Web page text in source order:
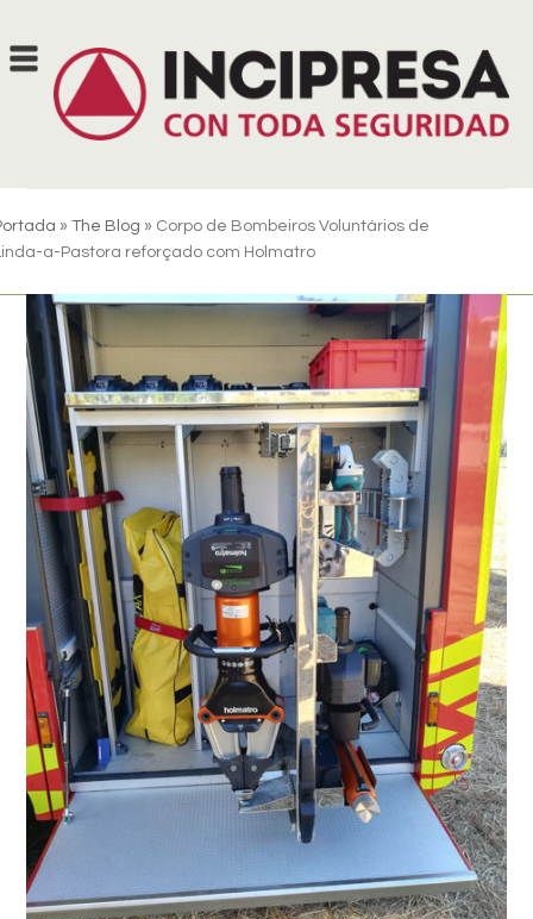
to
content
»The Blog » Corpo de Bombeiros Voluntários de
a-Pastora reforçado com Holmatro